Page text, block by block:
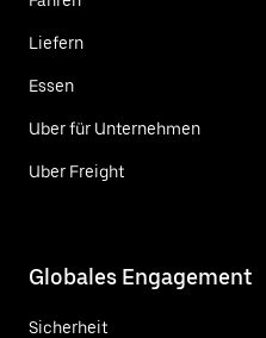
Liefern
Essen
Uber für Unternehmen
Uber Freight
Globales Engagement
Sicherheit